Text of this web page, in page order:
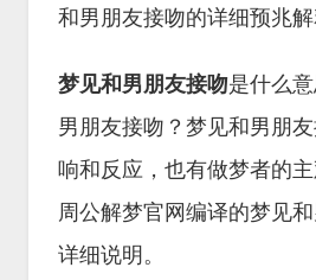
和男朋友接吻的详细预兆解
梦见和男朋友接吻是什么
男朋友接吻？梦见和男朋
响和反应，也有做梦者的
周公解梦官网编译的梦见
详细说明。